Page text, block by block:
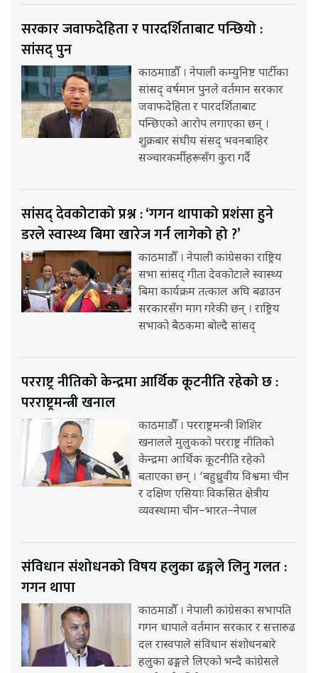
सरकार जवाफदेहिता र पारदर्शिताबाट पन्छियो :
सांसद् पुन
काठमााडौँ । नेपाली कम्युनिष्ट पार्टीका
सांसद् वर्षमान पुनले वर्तमान सरकार
जवाफदेहिता र पारदर्शिताबाट
पन्छिएको आरोप लगाएका छन् ।
शुक्रबार संघीय संसद् भवनबाहिर
सञ्चारकर्मीहरूसँग कुरा गर्दै
सांसद् देवकोटाको प्रश्न : ‘गगन थापाको प्रशंसा हुने
डरले स्वास्थ्य बिमा खारेज गर्न लागेको हो ?’
काठमाडौँ । नेपाली कांग्रेसका राष्ट्रिय
सभा सांसद् गीता देवकोटाले स्वास्थ्य
बिमा कार्यक्रम तत्काल अघि बढाउन
सरकारसँग माग गरेकी छन् । राष्ट्रिय
सभाको बैठकमा बोल्दै सांसद्
परराष्ट्र नीतिको केन्द्रमा आर्थिक कूटनीति रहेको छ :
परराष्ट्रमन्त्री खनाल
काठमाडौँ । परराष्ट्रमन्त्री शिशिर
खनालले मुलुकको परराष्ट्र नीतिको
केन्द्रमा आर्थिक कूटनीति रहेको
बताएका छन् । ‘बहुध्रुवीय विश्वमा चीन
र दक्षिण एसियाः विकसित क्षेत्रीय
व्यवस्थामा चीन–भारत–नेपाल
संविधान संशोधनको विषय हलुका ढङ्गले लिनु गलत :
गगन थापा
काठमाडौँ । नेपाली कांग्रेसका सभापति
गगन थापाले वर्तमान सरकार र सत्तारुढ
दल रास्वपाले संविधान संशोधनबारे
हलुका ढङ्गले लिएको भन्दै कांग्रेसले